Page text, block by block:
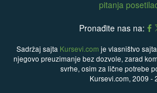
pitanja
Pronađite nas na:
Sadržaj sajta Kursevi.com je vlasništvo
njegovo preuzimanje bez dozvole, zarad
svrhe, osim za lične potrebe
Kursevi.com, 2009 -